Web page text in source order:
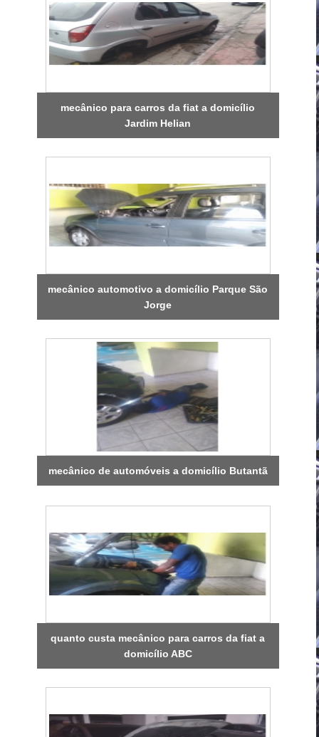
mecânico para carros da fiat a domicílio
Jardim Helian
mecânico automotivo a domicílio Parque São
Jorge
mecânico de automóveis a domicílio Butantã
quanto custa mecânico para carros da fiat a
domicílio ABC